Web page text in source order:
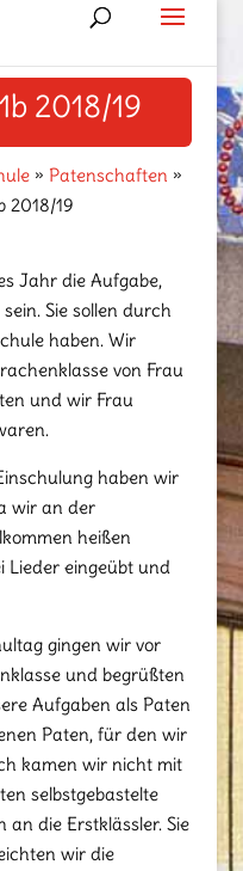
2018/19
» Patenschaften »
2018/19
Jahr die Aufgabe,
Sie sollen durch
haben. Wir
von Frau
und wir Frau
haben wir
wir an der
heißen
Lieder eingeübt und
gingen wir vor
und begrüßten
Aufgaben als Paten
Paten, für den wir
kamen wir nicht mit
selbstgebastelte
die Erstklässler. Sie
wir die